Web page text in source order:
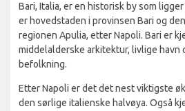
Bari, Italia, er en historisk by som
er hovedstaden i provinsen Bari og
regionen Apulia, etter Napoli. Bari er
middelalderske arkitektur, livlige havn
befolkning.
Etter Napoli er det det nest viktigste
den sørlige italienske halvøya. Også